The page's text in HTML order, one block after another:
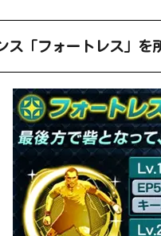
ス「フォートレス」を